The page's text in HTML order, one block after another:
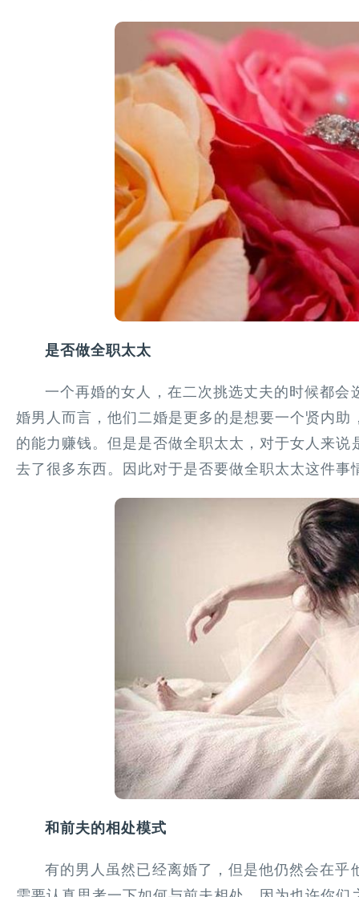
是否做全职太太
一个再婚的女人，在二次挑选丈夫的时候都
婚男人而言，他们二婚是更多的是想要一个贤内
的能力赚钱。但是是否做全职太太，对于女人来
去了很多东西。因此对于是否要做全职太太这件事
和前夫的相处模式
有的男人虽然已经离婚了，但是他仍然会在